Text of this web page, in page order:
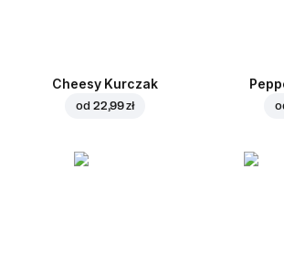
Cheesy Kurczak
od 22,99 zł